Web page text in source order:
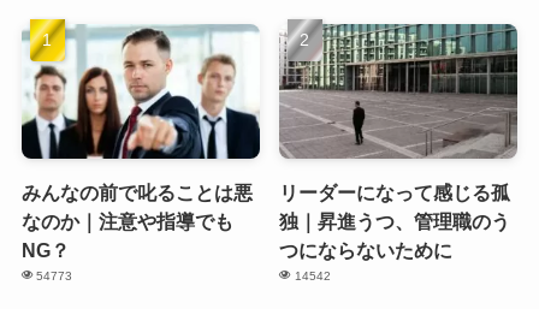
みんなの前で叱ることは悪
なのか｜注意や指導でも
NG？
54773
リーダーになって感じる孤
独｜昇進うつ、管理職のう
つにならないために
14542